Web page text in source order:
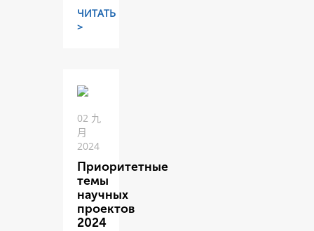
ЧИТАТЬ
>
02 九
月
2024
Приоритетные
темы
научных
проектов
2024